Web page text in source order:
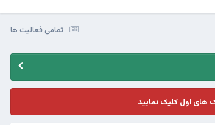
تمامی فعالیت ها
اول کلیک نمایید